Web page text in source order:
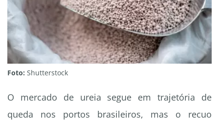
Foto: Shutterstock
O mercado de ureia segue em trajetória de
queda nos portos brasileiros, mas o recuo